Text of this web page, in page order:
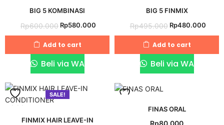
BIG 5 KOMBINASI
Rp600.000 Original
price
was:
Rp600.000.
Rp580.000
price
Add to cart
Beli via WA
BIG 5 FINMIX
Rp495.000 Original
price
was:
Rp495.000.
Rp480.000
price
Add to cart
Beli via WA
SALE!
Add
FINMIX HAIR LEAVE-IN
FINAS ORAL